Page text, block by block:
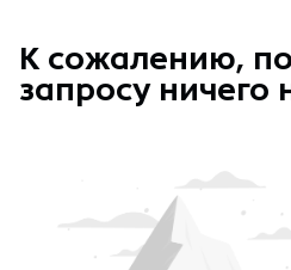
К сожалению,
запросу ничего